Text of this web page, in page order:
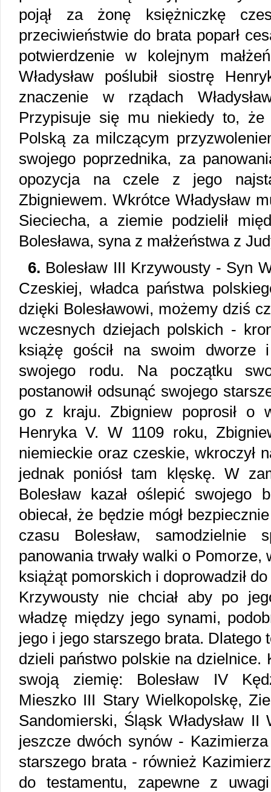
pojął za żonę księżniczkę
przeciwieństwie do brata poparł
potwierdzenie w kolejnym
Władysław poślubił siostrę
znaczenie w rządach
Przypisuje się mu niekiedy to,
Polską za milczącym
swojego poprzednika, za
opozycja na czele z jego
Zbigniewem. Wkrótce Władysław
Sieciecha, a ziemie podzielił
Bolesława, syna z małżeństwa z
6. Bolesław III Krzywousty - Syn
Czeskiej, władca państwa
dzięki Bolesławowi, możemy dziś
wczesnych dziejach polskich -
książę gościł na swoim dworze
swojego rodu. Na początku
postanowił odsunąć swojego
go z kraju. Zbigniew poprosił o
Henryka V. W 1109 roku,
niemieckie oraz czeskie, wkroczył
jednak poniósł tam klęskę. W
Bolesław kazał oślepić swojego
obiecał, że będzie mógł
czasu Bolesław, samodzielnie
panowania trwały walki o Pomorze,
książąt pomorskich i doprowadził
Krzywousty nie chciał aby po
władzę między jego synami,
jego i jego starszego brata. Dlatego
dzieli państwo polskie na dzielnice.
swoją ziemię: Bolesław IV
Mieszko III Stary Wielkopolskę,
Sandomierski, Śląsk Władysław II
jeszcze dwóch synów -
starszego brata - również
do testamentu, zapewne z